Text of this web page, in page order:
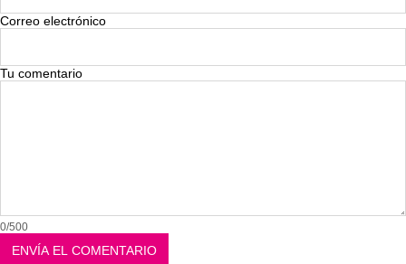
Correo electrónico
Tu comentario
0/500